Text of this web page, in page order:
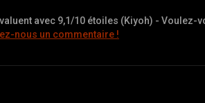
avec 9,1/10 étoiles (Kiyoh) - Voulez-
nous un commentaire !